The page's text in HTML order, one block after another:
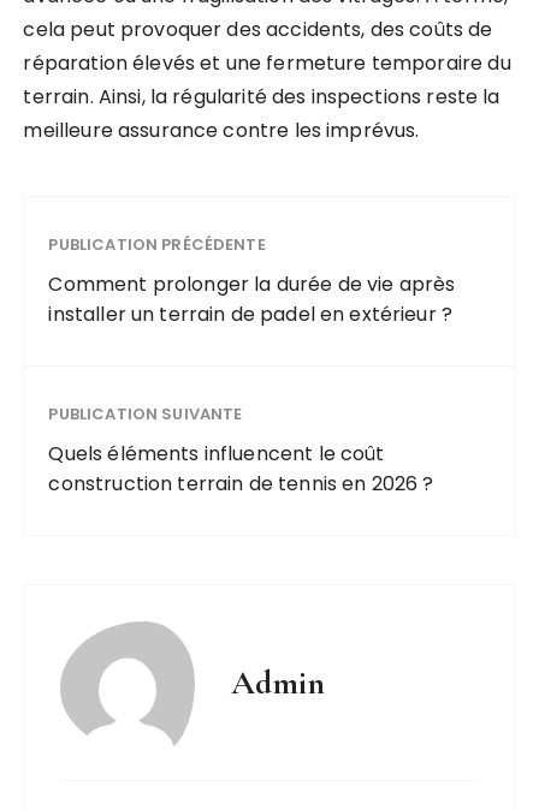
cela peut provoquer des accidents, des coûts de
réparation élevés et une fermeture temporaire du
terrain. Ainsi, la régularité des inspections reste la
meilleure assurance contre les imprévus.
PUBLICATION PRÉCÉDENTE
Comment prolonger la durée de vie après
installer un terrain de padel en extérieur ?
PUBLICATION SUIVANTE
Quels éléments influencent le coût
construction terrain de tennis en 2026 ?
Admin